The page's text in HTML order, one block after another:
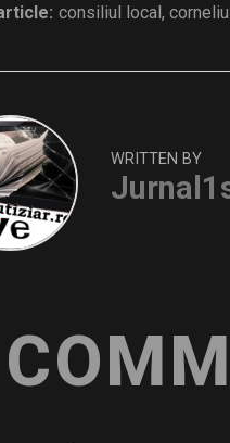
consiliul local,
WRITTEN BY